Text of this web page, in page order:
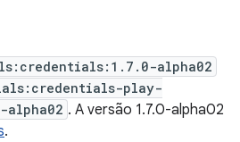
alpha02
play-
. A versão 1.7.0-alpha02
.